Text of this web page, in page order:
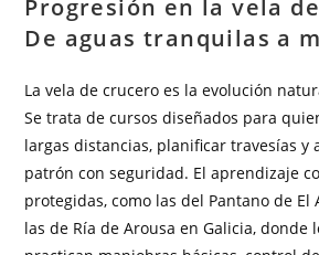
Progresión en la vela
De aguas tranquilas a
La vela de crucero es la evolución
Se trata de cursos diseñados para
largas distancias, planificar travesías y
patrón con seguridad. El aprendizaje
protegidas, como las del Pantano de
las de Ría de Arousa en Galicia, donde